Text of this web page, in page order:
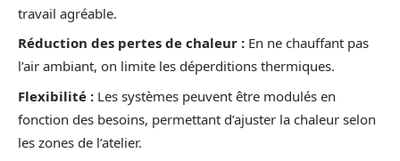
travail agréable.
Réduction des pertes de chaleur : En ne chauffant pas
l’air ambiant, on limite les déperditions thermiques.
Flexibilité : Les systèmes peuvent être modulés en
fonction des besoins, permettant d’ajuster la chaleur selon
les zones de l’atelier.